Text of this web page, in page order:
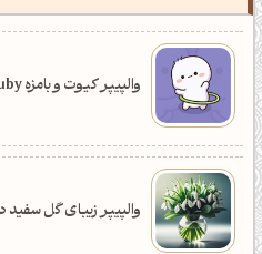
والپیپر کیوت و بامزه Quby
والپیپر زیبای گل
اَپ اندروید